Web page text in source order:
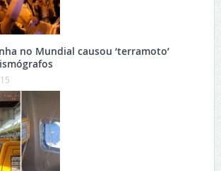
no Mundial causou ‘terramoto’